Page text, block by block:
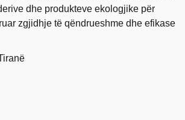
dhe produkteve ekologjike për
zgjidhje të qëndrueshme dhe efikase